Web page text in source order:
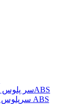
سر پلوس سمت چرخ ۲۱ خارABS
سرپلوس سمت چرخ 22 خار ABS